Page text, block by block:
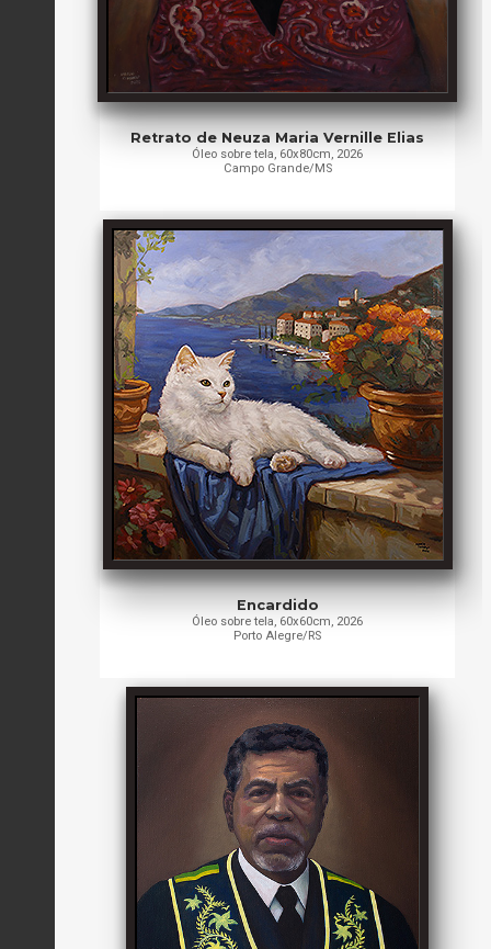
Retrato de Neuza Maria Vernille Elias
Óleo sobre tela, 60x80cm, 2026
Campo Grande/MS
Encardido
Óleo sobre tela, 60x60cm, 2026
Porto Alegre/RS